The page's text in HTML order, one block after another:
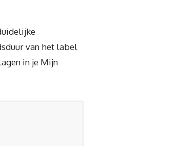
van het label
in je Mijn